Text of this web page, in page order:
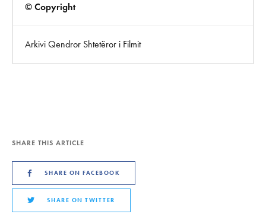
© Copyright
Arkivi Qendror Shtetëror i Filmit
SHARE THIS ARTICLE
SHARE ON FACEBOOK
SHARE ON TWITTER